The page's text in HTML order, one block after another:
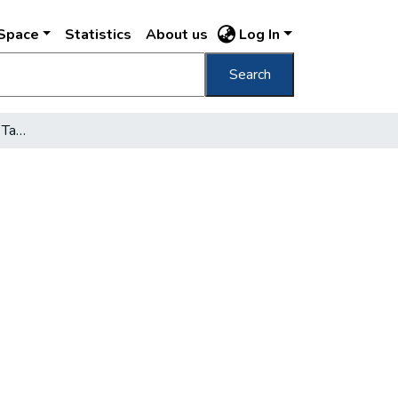
Statistics About us Log In
Search
Ülést tartott a Fővárosi Tanács